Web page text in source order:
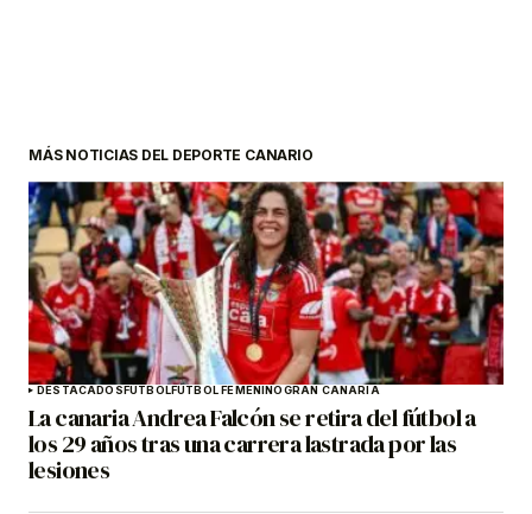
MÁS NOTICIAS DEL DEPORTE CANARIO
DESTACADOSFÚTBOLFÚTBOL FEMENINOGRAN CANARIA
La canaria Andrea Falcón se retira del fútbol a
los 29 años tras una carrera lastrada por las
lesiones